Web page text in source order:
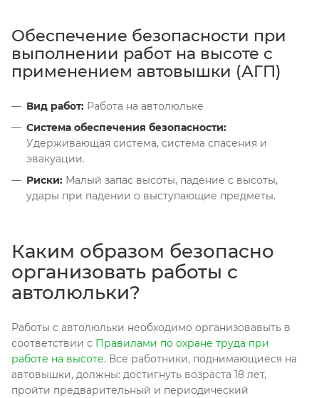
Обеспечение безопасности при
выполнении работ на высоте с
применением автовышки (АГП)
Вид работ: Работа на автолюльке
Система обеспечения безопасности:
Удерживающая система, система спасения и
эвакуации.
Риски: Малый запас высоты, падение с высоты,
удары при падении о выступающие предметы.
Каким образом безопасно
организовать работы с
автолюльки?
Работы с автолюльки необходимо организовавыть в
соответствии с Правилами по охране труда при
работе на высоте. Все работники, поднимающиеся на
автовышки, должны: достигнуть возраста 18 лет,
пройти предварительный и периодический